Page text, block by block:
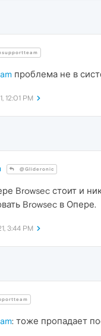
проблема не в
12:01 PM
@Glideronic
Browsec стоит и
Browsec в Опере.
3:44 PM
: тоже пропадает